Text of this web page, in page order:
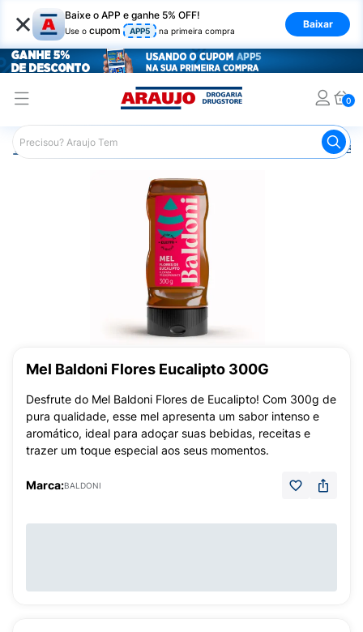
× Baixe o APP e ganhe 5% OFF!
Use o cupom APP5 na primeira compra
Baixar
0
Araujo Nutrição Saudável Mel
Mel Baldoni Flores Eucalipto 300G
Desfrute do Mel Baldoni Flores de Eucalipto! Com 300g de
pura qualidade, esse mel apresenta um sabor intenso e
aromático, ideal para adoçar suas bebidas, receitas e
trazer um toque especial aos seus momentos.
Marca:BALDONI